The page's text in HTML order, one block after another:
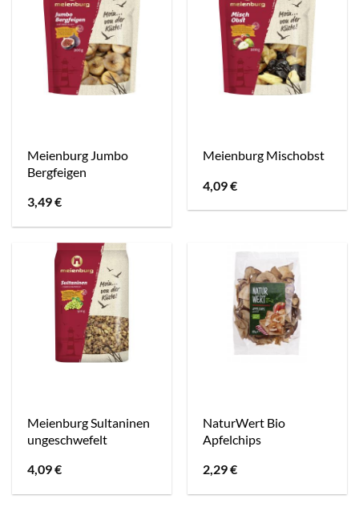
Meienburg Jumbo
Bergfeigen
3,49€
Meienburg Mischobst
4,09€
Meienburg Sultaninen
ungeschwefelt
4,09€
NaturWert Bio
Apfelchips
2,29€